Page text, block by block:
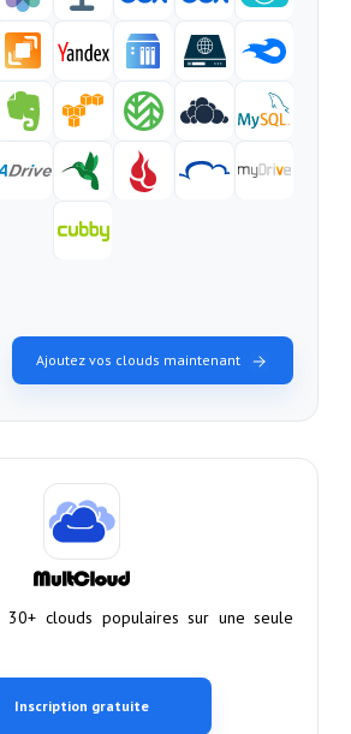
Ajoutez vos clouds maintenant
clouds populaires sur une seule
Inscription gratuite